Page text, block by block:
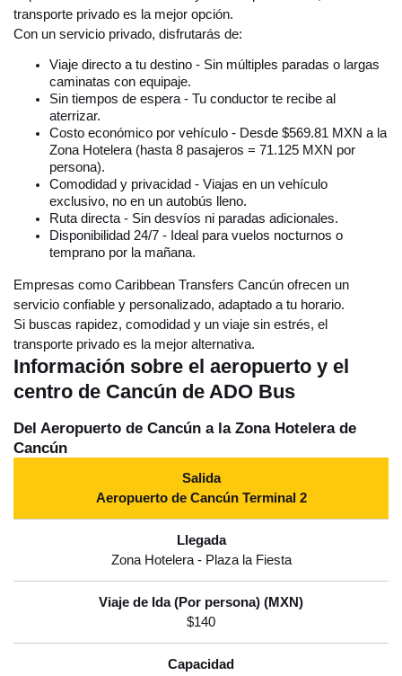
transporte privado es la mejor opción.
Con un servicio privado, disfrutarás de:
Viaje directo a tu destino - Sin múltiples paradas o largas
caminatas con equipaje.
Sin tiempos de espera - Tu conductor te recibe al
aterrizar.
Costo económico por vehículo - Desde $569.81 MXN a la
Zona Hotelera (hasta 8 pasajeros = 71.125 MXN por
persona).
Comodidad y privacidad - Viajas en un vehículo
exclusivo, no en un autobús lleno.
Ruta directa - Sin desvíos ni paradas adicionales.
Disponibilidad 24/7 - Ideal para vuelos nocturnos o
temprano por la mañana.
Empresas como Caribbean Transfers Cancún ofrecen un
servicio confiable y personalizado, adaptado a tu horario.
Si buscas rapidez, comodidad y un viaje sin estrés, el
transporte privado es la mejor alternativa.
Información sobre el aeropuerto y el
centro de Cancún de ADO Bus
Del Aeropuerto de Cancún a la Zona Hotelera de
Cancún
Aeropuerto de Cancún Terminal 2
Zona Hotelera - Plaza la Fiesta
$140